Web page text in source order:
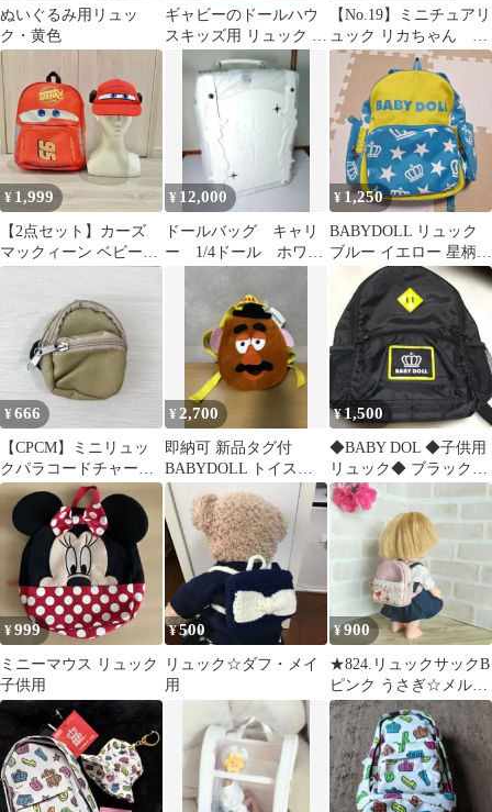
ぬいぐるみ用リュッ
ク・黄色
ギャビーのドールハウ
スキッズ用 リュック ピ
ンク 猫モチーフ 旅
行 遠足
【No.19】ミニチュアリ
ュック リカちゃん ネ
オブライス ドール用
¥ 1,999
【2点セット】カーズ
マックィーン ベビード
ール リュック キャップ
¥ 12,000
ドールバッグ キャリ
ー 1/4ドール ホワイ
¥ 1,250
BABYDOLL リュック
ブルー イエロー 星柄
¥666
【CPCM】ミニリュッ
クパラコードチャーム
（ポーチのみ）
¥ 2,700
即納可 新品タグ付
BABYDOLL トイスト
ーリー ポテトヘッドベ
ビーリュック
¥1,500
◆BABY DOL ◆子供用
リュック◆ ブラック蛍
光色
¥999
ミニーマウス リュック
子供用
¥500
リュック☆ダフ・メイ
用
¥900
★824.リュックサックB
ピンク うさぎ☆メルち
ゃんソランちゃん服